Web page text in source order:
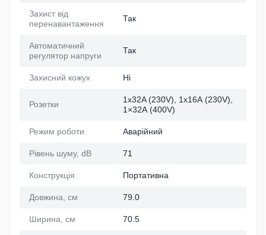
Захист від
перенавантаження
Так
Автоматичний
регулятор напруги
Так
Захисний кожух Ні
Розетки
1х32A (230V), 1x16А (230V),
1×32А (400V)
Режим роботи Аварійний
Рівень шуму, dB 71
Конструкція Портативна
Довжина, см 79.0
Ширина, см 70.5